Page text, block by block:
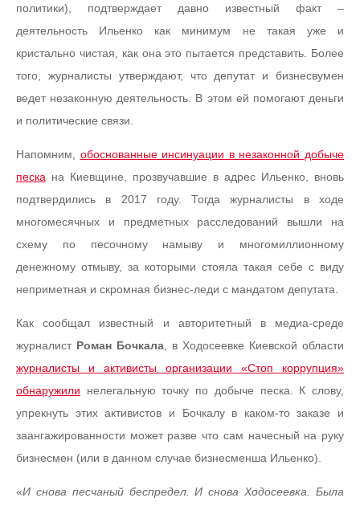
политики), подтверждает давно известный факт –
деятельность Ильенко как минимум не такая уже и
кристально чистая, как она это пытается представить. Более
того, журналисты утверждают, что депутат и бизнесвумен
ведет незаконную деятельность. В этом ей помогают деньги
и политические связи.
Напомним, обоснованные инсинуации в незаконной добыче
песка на Киевщине, прозвучавшие в адрес Ильенко, вновь
подтвердились в 2017 году. Тогда журналисты в ходе
многомесячных и предметных расследований вышли на
схему по песочному намыву и многомиллионному
денежному отмыву, за которыми стояла такая себе с виду
неприметная и скромная бизнес-леди с мандатом депутата.
Как сообщал известный и авторитетный в медиа-среде
журналист Роман Бочкала , в Ходосеевке Киевской области
журналисты и активисты организации «Стоп коррупция»
обнаружили нелегальную точку по добыче песка. К слову,
упрекнуть этих активистов и Бочкалу в каком-то заказе и
заангажированности может разве что сам начесный на руку
бизнесмен (или в данном случае бизнесменша Ильенко).
«И снова песчаный беспредел. И снова Ходосеевка. Была